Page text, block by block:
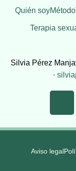
Quién soyMétodo
Terapia
Silvia Pérez
·
Aviso legal